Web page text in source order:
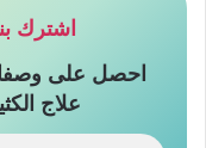
اشترك
احصل على
علاج